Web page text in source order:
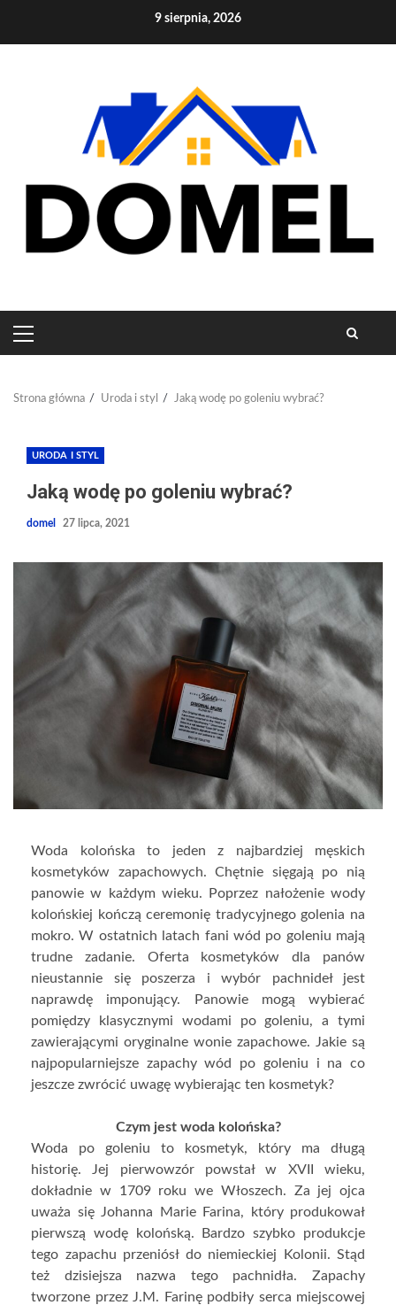
9 sierpnia, 2026
PRIMARY
MENU
Strona główna Uroda i styl Jaką wodę po goleniu wybrać?
URODA I STYL
Jaką wodę po goleniu wybrać?
domel 27 lipca, 2021
Woda kolońska to jeden z najbardziej męskich
kosmetyków zapachowych. Chętnie sięgają po nią
panowie w każdym wieku. Poprzez nałożenie wody
kolońskiej kończą ceremonię tradycyjnego golenia na
mokro. W ostatnich latach fani wód po goleniu mają
trudne zadanie. Oferta kosmetyków dla panów
nieustannie się poszerza i wybór pachnideł jest
naprawdę imponujący. Panowie mogą wybierać
pomiędzy klasycznymi wodami po goleniu, a tymi
zawierającymi oryginalne wonie zapachowe. Jakie są
najpopularniejsze zapachy wód po goleniu i na co
jeszcze zwrócić uwagę wybierając ten kosmetyk?
Czym jest woda kolońska?
Woda po goleniu to kosmetyk, który ma długą
historię. Jej pierwowzór powstał w XVII wieku,
dokładnie w 1709 roku we Włoszech. Za jej ojca
uważa się Johanna Marie Farina, który produkował
pierwszą wodę kolońską. Bardzo szybko produkcje
tego zapachu przeniósł do niemieckiej Kolonii. Stąd
też dzisiejsza nazwa tego pachnidła. Zapachy
tworzone przez J.M. Farinę podbiły serca miejscowej